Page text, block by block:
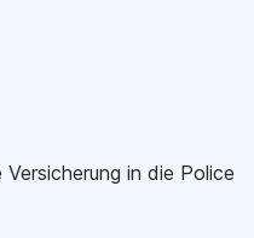
in die Police